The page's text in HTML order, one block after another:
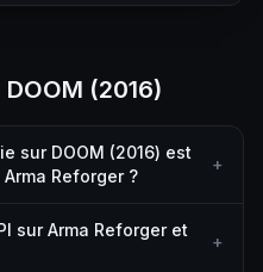
(2016)
sur DOOM (2016) est
Reforger ?
+
sur Arma Reforger et
+